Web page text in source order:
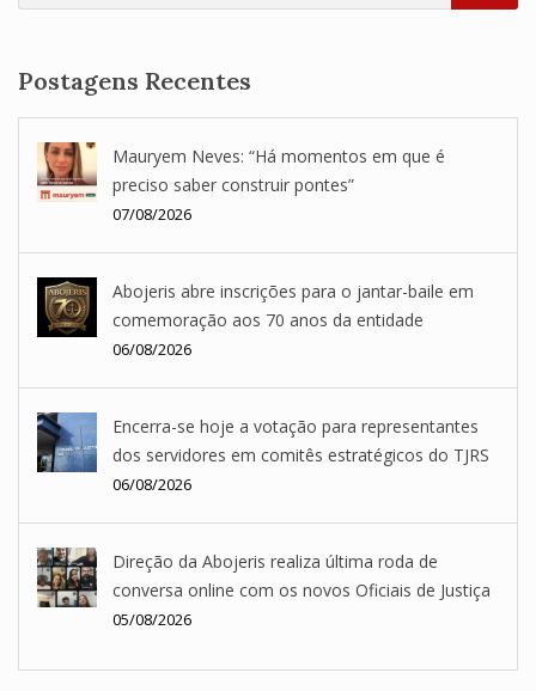
Postagens Recentes
Mauryem Neves: “Há momentos em que é
preciso saber construir pontes”
07/08/2026
Abojeris abre inscrições para o jantar-baile em
comemoração aos 70 anos da entidade
06/08/2026
Encerra-se hoje a votação para representantes
dos servidores em comitês estratégicos do TJRS
06/08/2026
Direção da Abojeris realiza última roda de
conversa online com os novos Oficiais de Justiça
05/08/2026